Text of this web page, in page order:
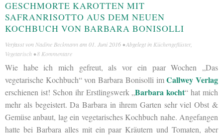
GESCHMORTE KAROTTEN MIT
SAFRANRISOTTO AUS DEM NEUEN
KOCHBUCH VON BARBARA BONISOLLI
Verfasst von Nadine Beckmann am 01. Juni 2016 • Abgelegt in Küchengeflüster,
Vegetarisch •8 Kommentare
Wie habe ich mich gefreut, als vor ein paar Wochen „Das
vegetarische Kochbuch“ von Barbara Bonisolli imCallwey Verlag
erschienen ist! Schon ihr Erstlingswerk „Barbara kocht“ hat mich
mehr als begeistert. Da Barbara in ihrem Garten sehr viel Obst &
Gemüse anbaut, lag ein vegetarisches Kochbuch nahe. Angefangen
hatte bei Barbara alles mit ein paar Kräutern und Tomaten, aber